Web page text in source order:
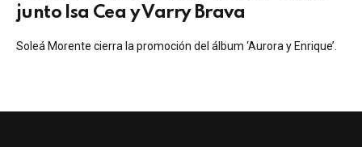
junto Isa Cea y Varry Brava
Soleá Morente cierra la promoción del álbum ‘Aurora y Enrique’.